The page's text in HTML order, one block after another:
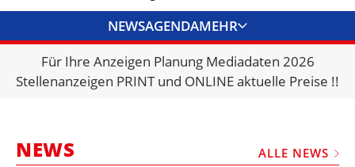
NEWSAGENDAMEHR
BRANCHENLINKS
VERMIETER
Für Ihre Anzeigen Planung Mediadaten 2026
Stellenanzeigen PRINT und ONLINE aktuelle Preise !!
NEWS ALLE NEWS